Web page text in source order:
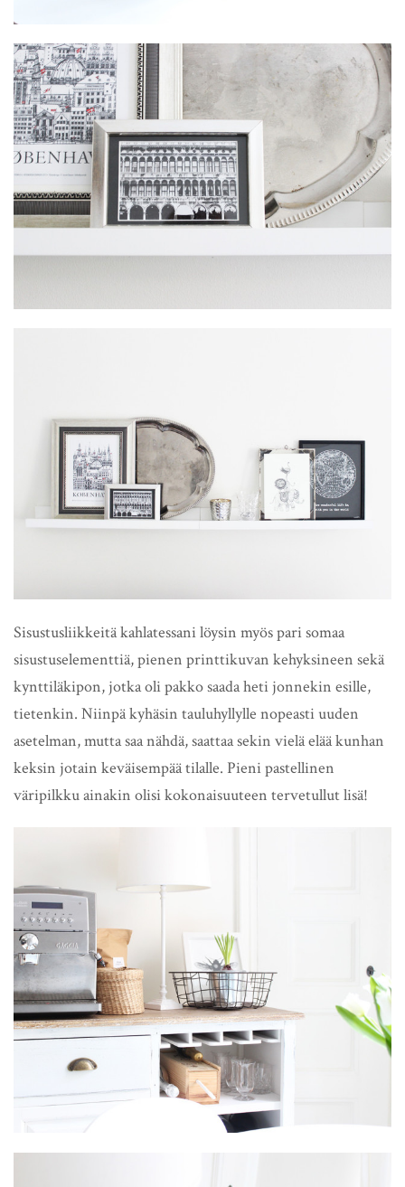
Sisustusliikkeitä kahlatessani löysin myös pari somaa
sisustuselementtiä, pienen printtikuvan kehyksineen sekä
kynttiläkipon, jotka oli pakko saada heti jonnekin esille,
tietenkin. Niinpä kyhäsin tauluhyllylle nopeasti uuden
asetelman, mutta saa nähdä, saattaa sekin vielä elää kunhan
keksin jotain keväisempää tilalle. Pieni pastellinen
väripilkku ainakin olisi kokonaisuuteen tervetullut lisä!